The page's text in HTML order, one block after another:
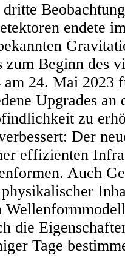
endete
Beginn des
am 24. Mai 2023
Upgrades an
zu
Der
effizienten
Auch
die
Tage